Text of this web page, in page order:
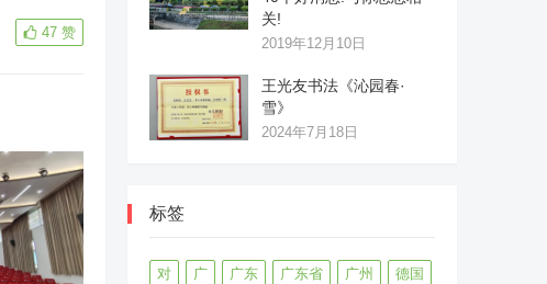
47 赞
关!
2019年12月10日
王光友书法《沁园春·
雪》
2024年7月18日
标签
对 广 广东 广东省 广州
德国